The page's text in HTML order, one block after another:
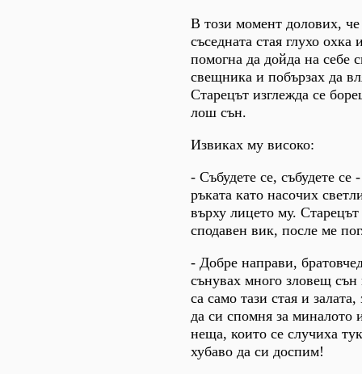
В този момент долових,
съседната стая глухо охка
помогна да дойда на себе
свещника и побързах да
Старецът изглежда се
лош сън.
Извиках му високо:
- Събудете се, събудете се
ръката като насочих
върху лицето му.
сподавен вик, после ме
- Добре направи,
сънувах много зловещ
са само тази стая и
да си спомня за миналото
неща, които се случиха
хубаво да си доспим!